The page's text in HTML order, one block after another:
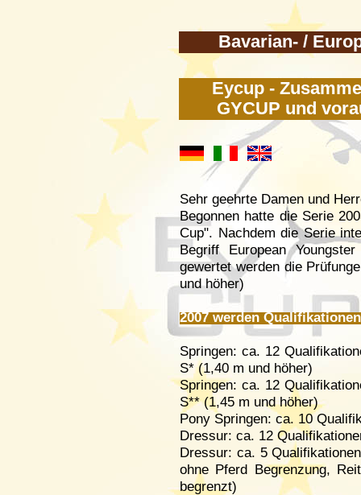
Bavarian- /
Eycup -
GYCUP und
Sehr geehrte Damen und
Begonnen hatte die Serie
Cup". Nachdem die Serie
Begriff European
gewertet werden die
und höher)
2007 werden
Springen: ca. 12
S* (1,40 m und höher)
Springen: ca. 12
S** (1,45 m und höher)
Pony Springen: ca. 10
Dressur: ca. 12
Dressur: ca. 5
ohne Pferd Begrenzung,
begrenzt)